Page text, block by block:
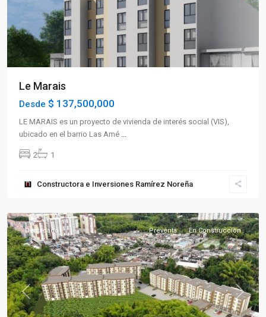
Le Marais
Desde $ 137,500,000
LE MARAIS es un proyecto de vivienda de interés social (VIS),
ubicado en el barrio Las Amé
2 1
Constructora e Inversiones Ramírez Noreña
Occidente,
Previous Next
Destacado Preventa En Construcción